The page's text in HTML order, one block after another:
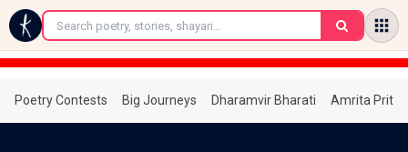
←
Poetry Contests Big Journeys Dharamvir Bharati Amrita